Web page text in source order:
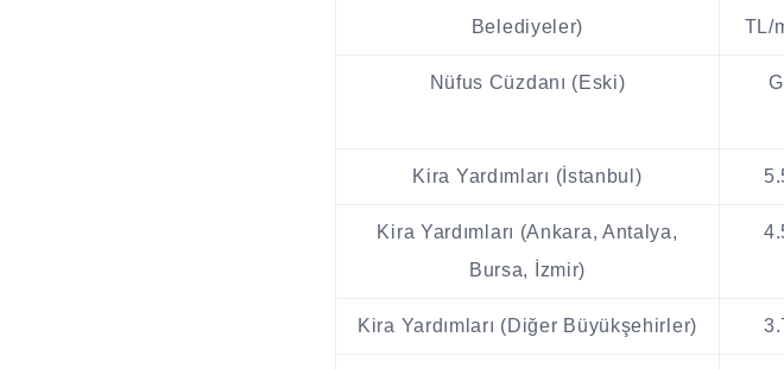
Belediyeler)
TL/
Nüfus Cüzdanı (Eski)
Kira Yardımları (İstanbul)
Kira Yardımları (Ankara, Antalya,
Bursa, İzmir)
Kira Yardımları (Diğer Büyükşehirler)